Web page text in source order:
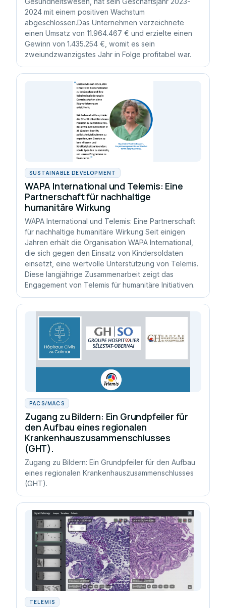
2024 mit einem positiven Wachstum
abgeschlossen.Das Unternehmen verzeichnete
einen Umsatz von 11.964.467 € und erzielte einen
Gewinn von 1.435.254 €, womit es sein
zweiundzwanzigstes Jahr in Folge profitabel war.
SUSTAINABLE DEVELOPMENT
WAPA International und Telemis: Eine
Partnerschaft für nachhaltige
humanitäre Wirkung
WAPA International und Telemis: Eine Partnerschaft
für nachhaltige humanitäre Wirkung Seit einigen
Jahren erhält die Organisation WAPA International,
die sich gegen den Einsatz von Kindersoldaten
einsetzt, eine wertvolle Unterstützung von Telemis.
Diese langjährige Zusammenarbeit zeigt das
Engagement von Telemis für humanitäre Initiativen.
PACS/MACS
Zugang zu Bildern: Ein Grundpfeiler für
den Aufbau eines regionalen
Krankenhauszusammenschlusses
(GHT).
Zugang zu Bildern: Ein Grundpfeiler für den Aufbau
eines regionalen Krankenhauszusammenschlusses
(GHT).
TELEMIS